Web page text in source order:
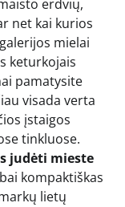
erdvių,
net kai kurios
mielai
keturkojais
pamatysite
visada verta
įstaigos
tinkluose.
judėti mieste
kompaktiškas
lietų